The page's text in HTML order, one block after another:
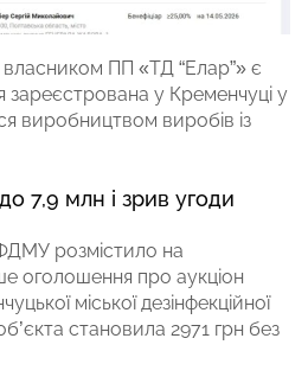
власником ПП «ТД “Елар”» є
зареєстрована у Кременчуці у
виробництвом виробів із
7,9 млн і зрив угоди
розмістило на
оголошення про аукціон
міської дезінфекційної
становила 2971 грн без